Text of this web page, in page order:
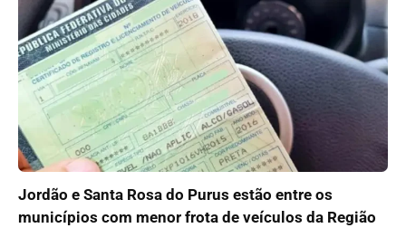
Jordão e Santa Rosa do Purus estão entre os
municípios com menor frota de veículos da Região